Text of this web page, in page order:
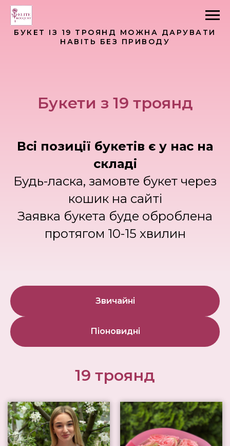
БУКЕТ ІЗ 19 ТРОЯНД МОЖНА ДАРУВАТИ
НАВІТЬ БЕЗ ПРИВОДУ
Букети з 19 троянд
Всі позиції букетів є у нас на
складі
Будь-ласка, замовте букет через
кошик на сайті
Заявка букета буде оброблена
протягом 10-15 хвилин
Звичайні
Піоновидні
19 троянд